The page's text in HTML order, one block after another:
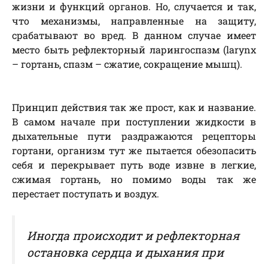
жизни и функций органов. Но, случается и так,
что механизмы, направленные на защиту,
срабатывают во вред. В данном случае имеет
место быть рефлекторный ларингоспазм (larynx
– гортань, спазм – сжатие, сокращение мышц).
Принцип действия так же прост, как и название.
В самом начале при поступлении жидкости в
дыхательные пути раздражаются рецепторы
гортани, организм тут же пытается обезопасить
себя и перекрывает путь воде извне в легкие,
сжимая гортань, но помимо воды так же
перестает поступать и воздух.
Иногда происходит и рефлекторная
остановка сердца и дыхания при